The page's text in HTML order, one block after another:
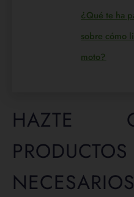
¿Qué te ha
sobre cómo
moto?
HAZTE
NECESARIOS